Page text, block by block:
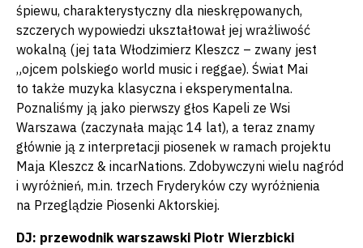
śpiewu, charakterystyczny dla nieskrępowanych,
szczerych wypowiedzi ukształtował jej wrażliwość
wokalną (jej tata Włodzimierz Kleszcz – zwany jest
„ojcem polskiego world music i reggae). Świat Mai
to także muzyka klasyczna i eksperymentalna.
Poznaliśmy ją jako pierwszy głos Kapeli ze Wsi
Warszawa (zaczynała mając 14 lat), a teraz znamy
głównie ją z interpretacji piosenek w ramach projektu
Maja Kleszcz & incarNations. Zdobywczyni wielu nagród
i wyróżnień, m.in. trzech Fryderyków czy wyróżnienia
na Przeglądzie Piosenki Aktorskiej.
DJ: przewodnik warszawski Piotr Wierzbicki